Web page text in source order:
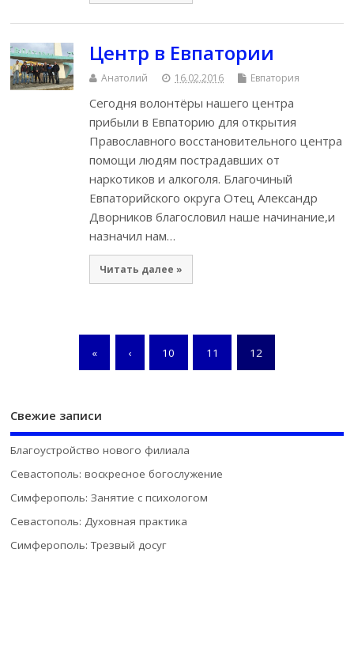
Центр в Евпатории
Анатолий 16.02.2016 Евпатория
Сегодня волонтёры нашего центра
прибыли в Евпаторию для открытия
Православного восстановительного центра
помощи людям пострадавших от
наркотиков и алкоголя. Благочиный
Евпаторийского округа Отец Александр
Дворников благословил наше начинание,и
назначил нам…
Читать далее »
« ‹ 10 11 12
Свежие записи
Благоустройство нового филиала
Севастополь: воскресное богослужение
Симферополь: Занятие с психологом
Севастополь: Духовная практика
Симферополь: Трезвый досуг